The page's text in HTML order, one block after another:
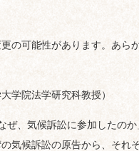
の可能性があります。あら
学院法学研究科教授）
ぜ、気候訴訟に参加したのか
気候訴訟の原告から、それ